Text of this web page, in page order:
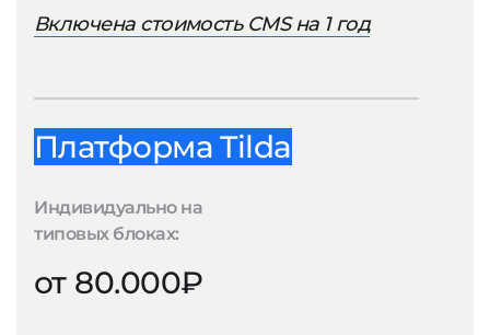
Включена стоимость CMS на 1 год
Платформа Tilda
Индивидуально на
типовых блоках:
от 80.000₽